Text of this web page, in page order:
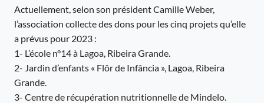
Actuellement, selon son président Camille Weber,
l’association collecte des dons pour les cinq projets qu’elle
a prévus pour 2023 :
1- L’école n°14 à Lagoa, Ribeira Grande.
2- Jardin d’enfants « Flôr de Infância », Lagoa, Ribeira
Grande.
3- Centre de récupération nutritionnelle de Mindelo.